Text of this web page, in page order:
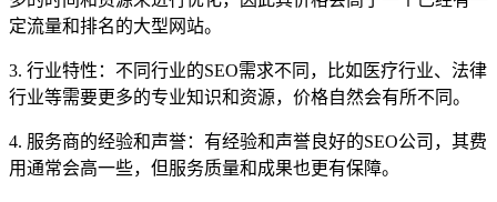
定流量和排名的大型网站。
3. 行业特性：不同行业的SEO需求不同，比如医疗行业、法律
行业等需要更多的专业知识和资源，价格自然会有所不同。
4. 服务商的经验和声誉：有经验和声誉良好的SEO公司，其费
用通常会高一些，但服务质量和成果也更有保障。